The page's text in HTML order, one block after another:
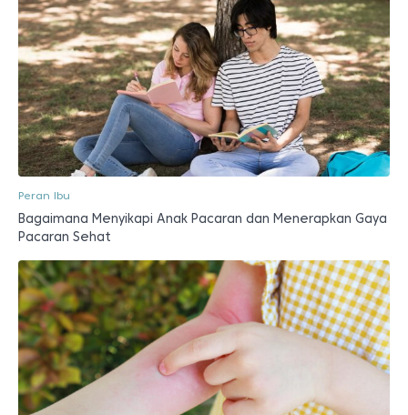
Peran Ibu
Bagaimana Menyikapi Anak Pacaran dan Menerapkan Gaya
Pacaran Sehat